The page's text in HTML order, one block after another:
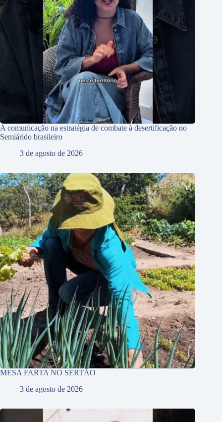
A comunicação na estratégia de combate à desertificação no
Semiárido brasileiro
3 de agosto de 2026
MESA FARTA NO SERTÃO
3 de agosto de 2026